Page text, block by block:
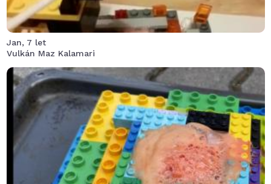
Jan, 7 let
Vulkán Maz Kalamari
Emet slaňující přes hornatou džungli uniká ze spárů
divochů a před chrlící lávou z Prokleté sopky. A jako
správnému lego hrdinovi se mu podaří zachránit